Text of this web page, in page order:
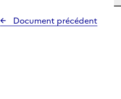
Document précédent